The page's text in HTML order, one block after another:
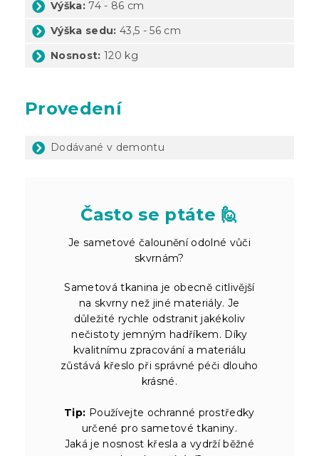
Výška: 74 - 86 cm
Výška sedu: 43,5 - 56 cm
Nosnost: 120 kg
Provedení
Dodávané v demontu
Často se ptáte 🙋
Je sametové čalounění odolné vůči
skvrnám?
Sametová tkanina je obecně citlivější
na skvrny než jiné materiály. Je
důležité rychle odstranit jakékoliv
nečistoty jemným hadříkem. Díky
kvalitnímu zpracování a materiálu
zůstává křeslo při správné péči dlouho
krásné.
Tip: Používejte ochranné prostředky
určené pro sametové tkaniny.
Jaká je nosnost křesla a vydrží běžné